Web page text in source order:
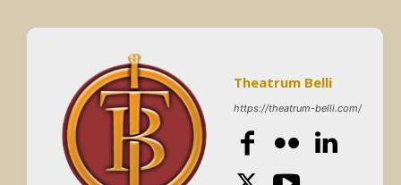
Theatrum Belli
https://theatrum-belli.com/